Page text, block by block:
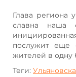
Глава региона
славна наша
послужит еще
жителей в
Теги: